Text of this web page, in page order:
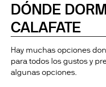
DÓNDE
CALAFATE
Hay muchas opciones
para todos los gustos y
algunas opciones.